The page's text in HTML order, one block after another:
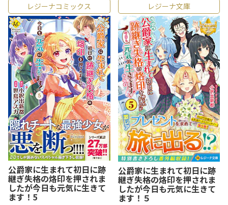
レジーナコミックス
公爵家に生まれて初日に跡
継ぎ失格の烙印を押されま
したが今日も元気に生きて
ます！5
レジーナ文庫
公爵家に生まれて初日に跡
継ぎ失格の烙印を押されま
したが今日も元気に生きて
ます！５